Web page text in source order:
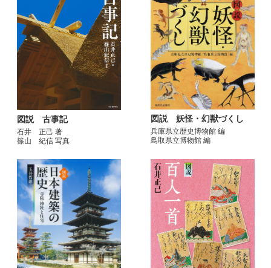
図説 古事記
石井 正己 著
篠山 紀信 写真
図説 妖怪・幻獣づくし
兵庫県立歴史博物館 編
鳥取県立博物館 編